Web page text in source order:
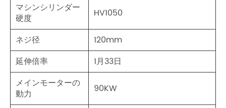
マシンシリンダー
硬度
HV1050
ネジ径
120mm
延伸倍率
1月33日
メインモーターの
動力
90KW